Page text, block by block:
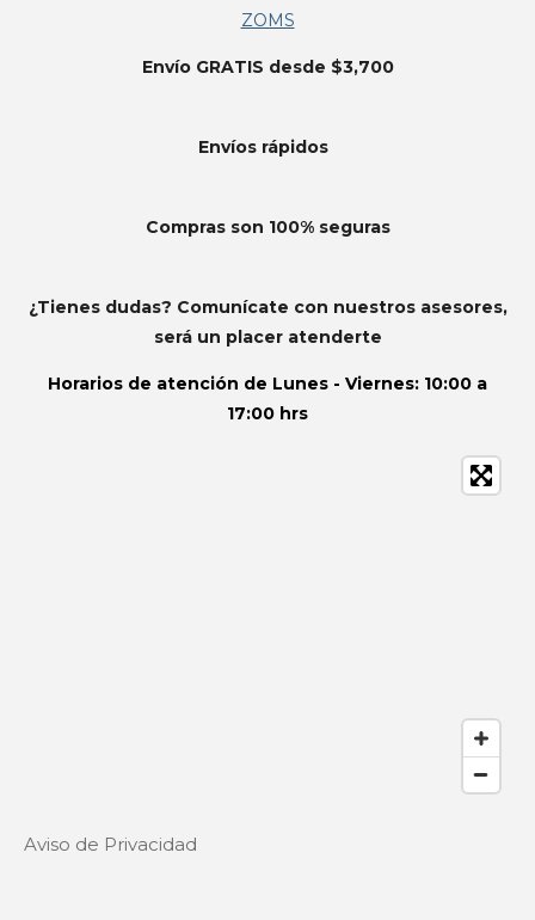
ZOMS
Envío GRATIS desde $3,700
Envíos rápidos
Compras son 100% seguras
¿Tienes dudas? Comunícate con nuestros asesores,
será un placer atenderte
Horarios de atención de Lunes - Viernes: 10:00 a
17:00 hrs
Aviso de Privacidad